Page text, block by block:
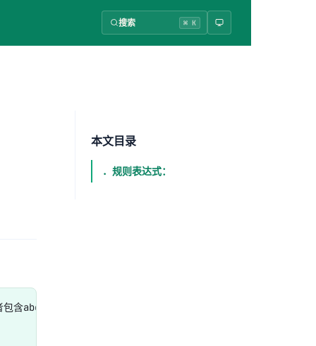
搜索 ⌘ K
abc的行
本文目录
．规则表达式：